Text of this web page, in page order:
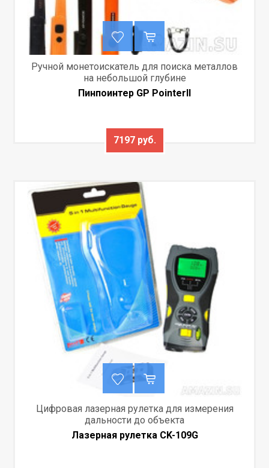
Ручной монетоискатель для поиска металлов
на небольшой глубине
Пинпоинтер GP PointerII
7197 руб.
Цифровая лазерная рулетка для измерения
дальности до объекта
Лазерная рулетка CK-109G